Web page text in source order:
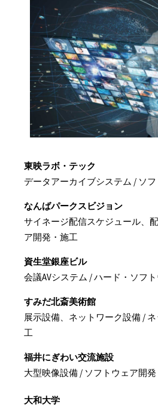
東映ラボ・テック
データアーカイブシステム / ソ
なんばパークスビジョン
サイネージ配信スケジュール、
ア開発・施工
資生堂銀座ビル
会議AVシステム / ハード・ソフ
すみだ北斎美術館
展示設備、ネットワーク設備 /
工
福井にぎわい交流施設
大型映像設備 / ソフトウェア開
大和大学